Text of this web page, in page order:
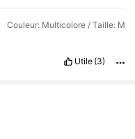
Couleur: Multicolore / Taille: M
Utile (3)